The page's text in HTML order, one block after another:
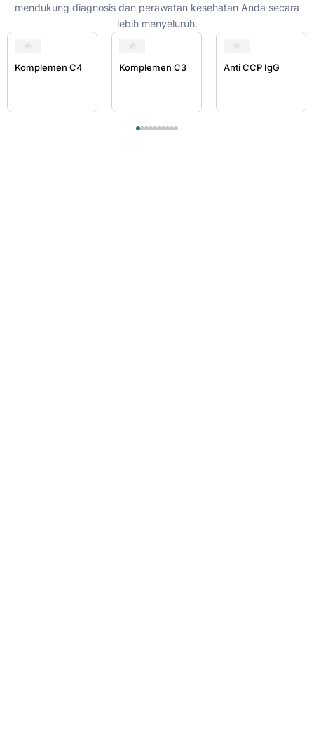
mendukung diagnosis dan perawatan kesehatan Anda secara
lebih menyeluruh.
Komplemen C4 Komplemen C3 Anti CCP IgG